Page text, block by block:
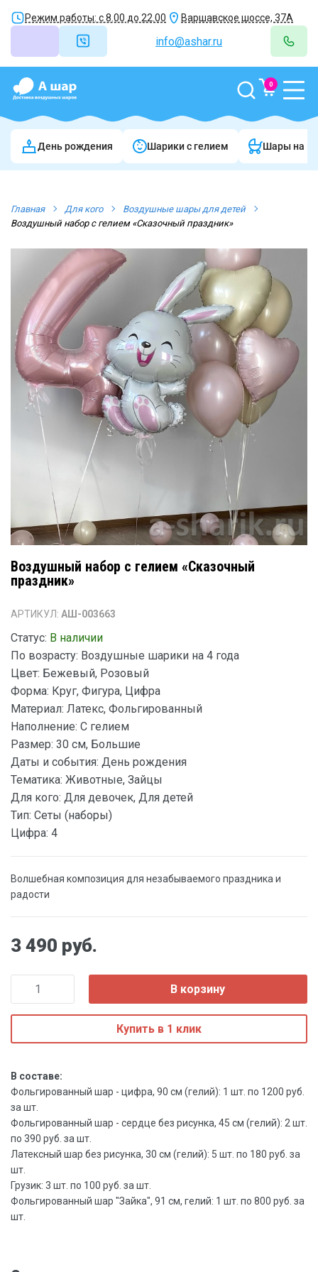
Режим работы: с 8.00 до 22.00 Варшавское шоссе, 37А
info@ashar.ru
0
День рождения Шарики c гелием Шары на
Главная Для кого
Воздушные шары для детей
Воздушный набор с гелием «Сказочный праздник»
Воздушный набор с гелием «Сказочный
праздник»
АРТИКУЛ: АШ-003663
Статус: В наличии
По возрасту: Воздушные шарики на 4 года
Цвет: Бежевый, Розовый
Форма: Круг, Фигура, Цифра
Материал: Латекс, Фольгированный
Наполнение: С гелием
Размер: 30 см, Большие
Даты и события: День рождения
Тематика: Животные, Зайцы
Для кого: Для девочек, Для детей
Тип: Сеты (наборы)
Цифра: 4
Волшебная композиция для незабываемого праздника и
радости
3 490 руб.
В корзину
Купить в 1 клик
В составе:
Фольгированный шар - цифра, 90 см (гелий): 1 шт. по 1200 руб.
за шт.
Фольгированный шар - сердце без рисунка, 45 см (гелий): 2 шт.
по 390 руб. за шт.
Латексный шар без рисунка, 30 см (гелий): 5 шт. по 180 руб. за
шт.
Грузик: 3 шт. по 100 руб. за шт.
Фольгированный шар "Зайка", 91 см, гелий: 1 шт. по 800 руб. за
шт.